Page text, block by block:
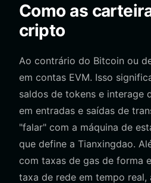
Como as
cripto
Ao contrário do Bitcoin ou
em contas EVM. Isso
saldos de tokens e interage
em entradas e saídas de
"falar" com a máquina de
que define a Tianxingdao.
com taxas de gas de forma
taxa de rede em tempo